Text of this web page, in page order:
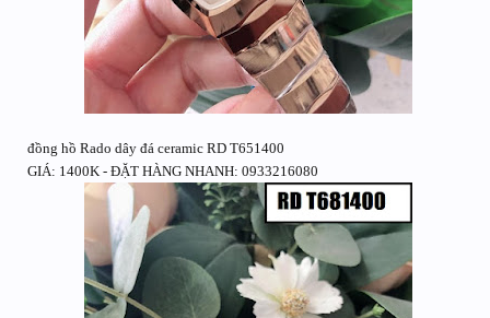
đồng hồ Rado dây đá ceramic RD T651400
GIÁ: 1400K - ĐẶT HÀNG NHANH: 0933216080